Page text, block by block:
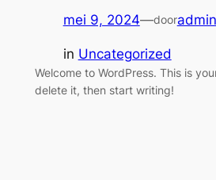
mei 9, 2024—dooradmin
in Uncategorized
Welcome to WordPress. This is
delete it, then start writing!